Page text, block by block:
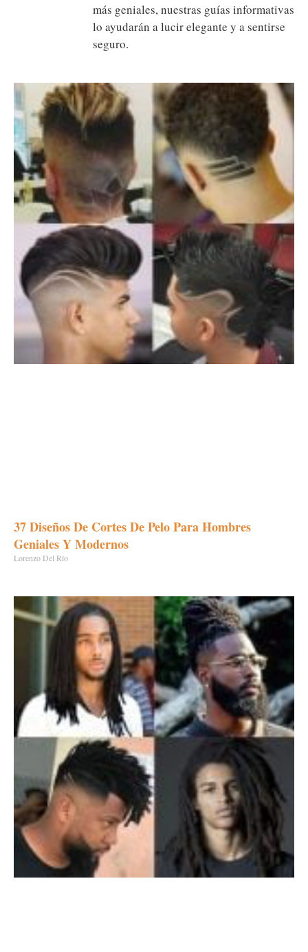
más geniales, nuestras guías informativas
lo ayudarán a lucir elegante y a sentirse
seguro.
37 Diseños De Cortes De Pelo Para Hombres
Geniales Y Modernos
Lorenzo Del Río